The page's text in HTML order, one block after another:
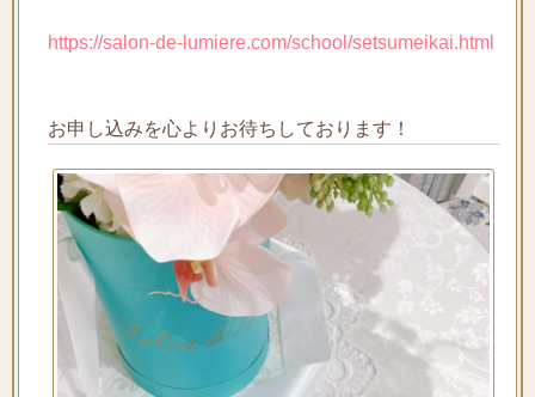
https://salon-de-lumiere.com/school/setsumeikai.html
お申し込みを心よりお待ちしております！